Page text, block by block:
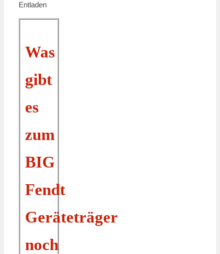
Entladen
Was
gibt
es
zum
BIG
Fendt
Geräteträger
noch